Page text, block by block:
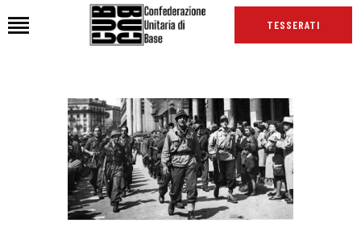
TESSERATI
HOME
CHI SIAMO
SEDI
NEWS
PODCAST CUB